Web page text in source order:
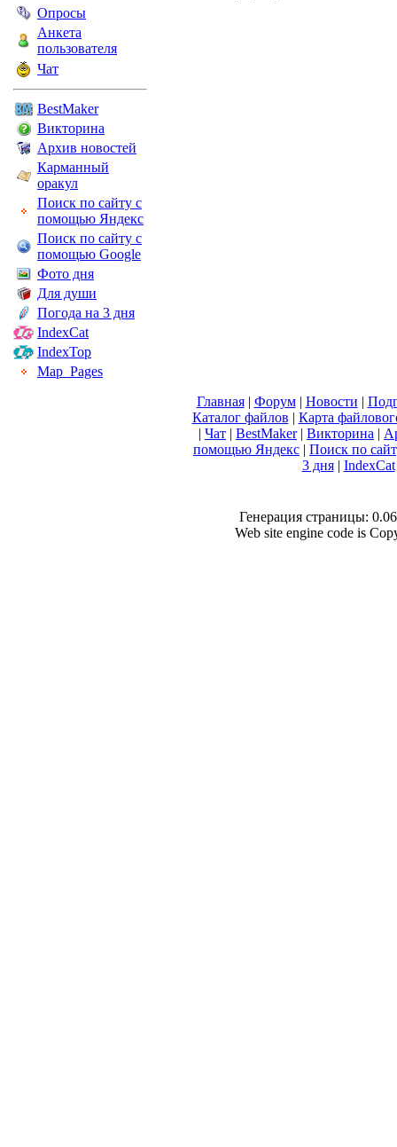
Опросы
Анкета
пользователя
Чат
BestMaker
Викторина
Архив новостей
Карманный
оракул
Поиск по сайту с
помощью Яндекс
Поиск по сайту с
помощью Google
Фото дня
Для души
Погода на 3 дня
IndexCat
IndexTop
Map_Pages
Главная| Форум| Новости |
Каталог файлов | Карта
| Чат | BestMaker| Викторина |
помощью Яндекс | Поиск по
3 дня| IndexCat
Генерация страницы:
Web site engine code is